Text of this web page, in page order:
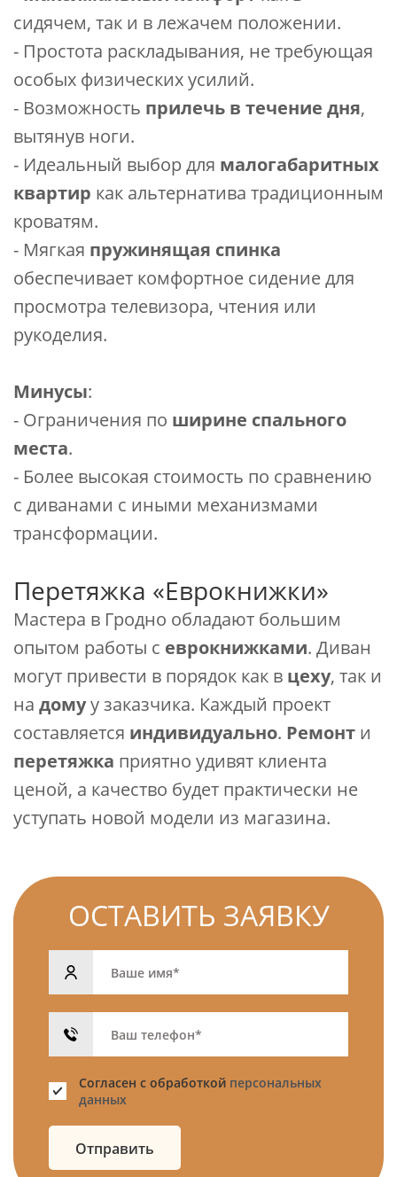
сидячем, так и в лежачем положении.
- Простота раскладывания, не требующая
особых физических усилий.
- Возможность прилечь в течение дня,
вытянув ноги.
- Идеальный выбор для малогабаритных
квартир как альтернатива традиционным
кроватям.
- Мягкая пружинящая спинка
обеспечивает комфортное сидение для
просмотра телевизора, чтения или
рукоделия.
Минусы:
- Ограничения по ширине спального
места.
- Более высокая стоимость по сравнению
с диванами с иными механизмами
трансформации.
Перетяжка «Еврокнижки»
Мастера в Гродно обладают большим
опытом работы с еврокнижками. Диван
могут привести в порядок как в цеху, так и
на домуу заказчика. Каждый проект
составляется индивидуально. Ремонт и
перетяжка приятно удивят клиента
ценой, а качество будет практически не
уступать новой модели из магазина.
ОСТАВИТЬ ЗАЯВКУ
Согласен с обработкой персональных
данных
Отправить